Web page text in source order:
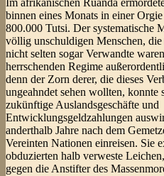
Im afrikanischen Ruanda
binnen eines Monats in einer
800.000 Tutsi. Der systematische
völlig unschuldigen Menschen,
nicht selten sogar Verwandte
herrschenden Regime
denn der Zorn derer, die dieses
ungeahndet sehen wollten, konnte
zukünftige Auslandsgeschäfte und
Entwicklungsgeldzahlungen
anderthalb Jahre nach dem
Vereinten Nationen einreisen. Sie
obduzierten halb verweste
gegen die Anstifter des